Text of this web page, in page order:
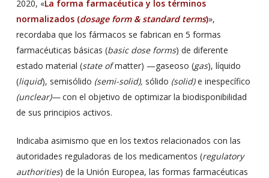
2020, «La forma farmacéutica y los términos
normalizados (dosage form & standard terms)»,
recordaba que los fármacos se fabrican en 5 formas
farmacéuticas básicas (basic dose forms) de diferente
estado material (state ofmatter) —gaseoso (gas), líquido
(liquid), semisólido (semi-solid), sólido (solid)e inespecífico
(unclear)—con el objetivo de optimizar la biodisponibilidad
de sus principios activos.
Indicaba asimismo que en los textos relacionados con las
autoridades reguladoras de los medicamentos (regulatory
authorities) de la Unión Europea, las formas farmacéuticas